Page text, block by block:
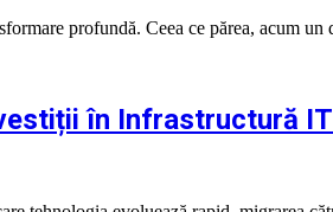
profundă. Ceea ce părea, acum
în Infrastructură